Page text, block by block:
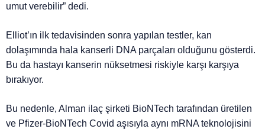
umut verebilir” dedi.
Elliot’ın ilk tedavisinden sonra yapılan testler, kan
dolaşımında hala kanserli DNA parçaları olduğunu gösterdi.
Bu da hastayı kanserin nüksetmesi riskiyle karşı karşıya
bırakıyor.
Bu nedenle, Alman ilaç şirketi BioNTech tarafından üretilen
ve Pfizer-BioNTech Covid aşısıyla aynı mRNA teknolojisini